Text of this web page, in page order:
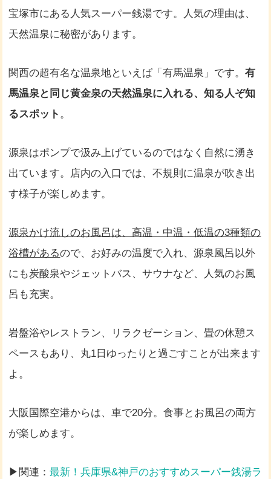
宝塚市にある人気スーパー銭湯です。人気の理由は、
天然温泉に秘密があります。
関西の超有名な温泉地といえば「有馬温泉」です。有
馬温泉と同じ黄金泉の天然温泉に入れる、知る人ぞ知
るスポット 。
源泉はポンプで汲み上げているのではなく自然に湧き
出ています。店内の入口では、不規則に温泉が吹き出
す様子が楽しめます。
源泉かけ流しのお風呂は、高温・中温・低温の3種類の
浴槽があるので、お好みの温度で入れ、源泉風呂以外
にも炭酸泉やジェットバス、サウナなど、人気のお風
呂も充実。
岩盤浴やレストラン、リラクゼーション、畳の休憩ス
ペースもあり、丸1日ゆったりと過ごすことが出来ます
よ。
大阪国際空港からは、車で20分。食事とお風呂の両方
が楽しめます。
▶関連：最新！兵庫県&神戸のおすすめスーパー銭湯ラ